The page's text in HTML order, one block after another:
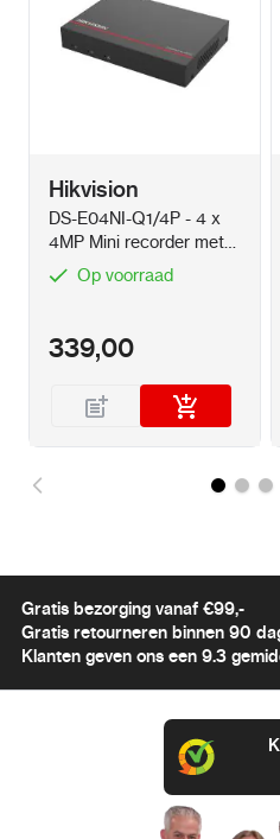
Hikvision
DS-E04NI-Q1/4P - 4 x
4MP Mini recorder met
1TB SSD met PoE
Op voorraad
339,00
Gratis bezorging vanaf €99,-
Gratis retourneren binnen 90
Klanten geven ons een 9.3